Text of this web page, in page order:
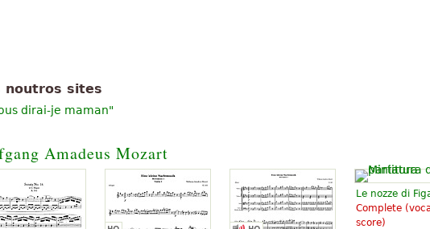
de material contido em artigo do Wikipedia
dirai-je, Maman»
sites
dirai-je maman"
Amadeus Mozart
Le nozze di
Complete
score)